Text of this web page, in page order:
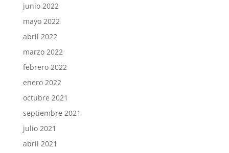
junio 2022
mayo 2022
abril 2022
marzo 2022
febrero 2022
enero 2022
octubre 2021
septiembre 2021
julio 2021
abril 2021